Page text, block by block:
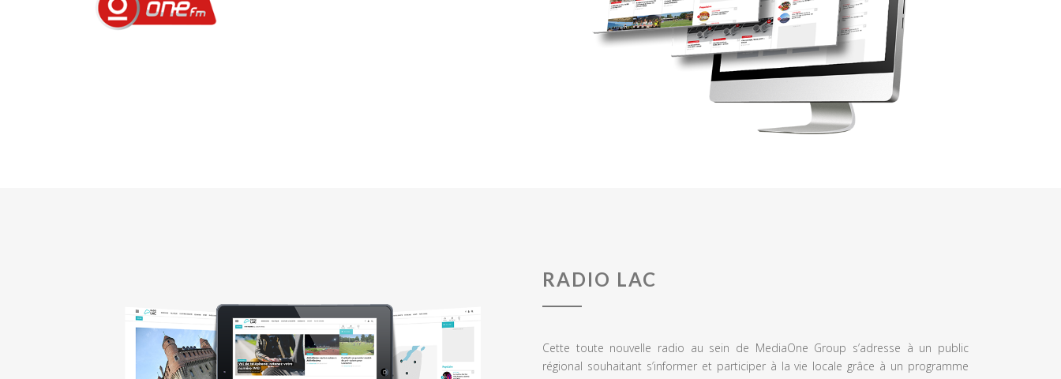
RADIO LAC
Cette toute nouvelle radio au sein de MediaOne Group s’adresse à un public
régional souhaitant s’informer et participer à la vie locale grâce à un programme